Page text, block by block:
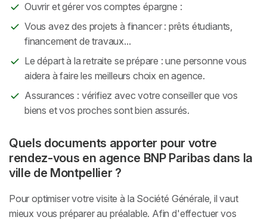
Ouvrir et gérer vos comptes épargne :
Vous avez des projets à financer : prêts étudiants,
financement de travaux...
Le départ à la retraite se prépare : une personne vous
aidera à faire les meilleurs choix en agence.
Assurances : vérifiez avec votre conseiller que vos
biens et vos proches sont bien assurés.
Quels documents apporter pour votre
rendez-vous en agence BNP Paribas dans la
ville de Montpellier ?
Pour optimiser votre visite à la Société Générale, il vaut
mieux vous préparer au préalable. Afin d'effectuer vos